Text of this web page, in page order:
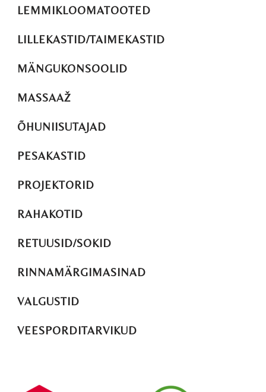
LEMMIKLOOMATOOTED
LILLEKASTID/TAIMEKASTID
MÄNGUKONSOOLID
MASSAAŽ
ÕHUNIISUTAJAD
PESAKASTID
PROJEKTORID
RAHAKOTID
RETUUSID/SOKID
RINNAMÄRGIMASINAD
VALGUSTID
VEESPORDITARVIKUD